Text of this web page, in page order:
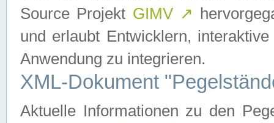
Source Projekt GIMV ↗
und erlaubt Entwicklern,
Anwendung zu integrieren.
XML-Dokument
Aktuelle Informationen zu den